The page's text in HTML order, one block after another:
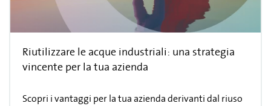
Riutilizzare le acque industriali: una strategia
vincente per la tua azienda
Scopri i vantaggi per la tua azienda derivanti dal riuso